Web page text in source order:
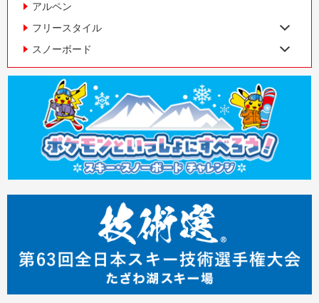
アルペン
フリースタイル
スノーボード